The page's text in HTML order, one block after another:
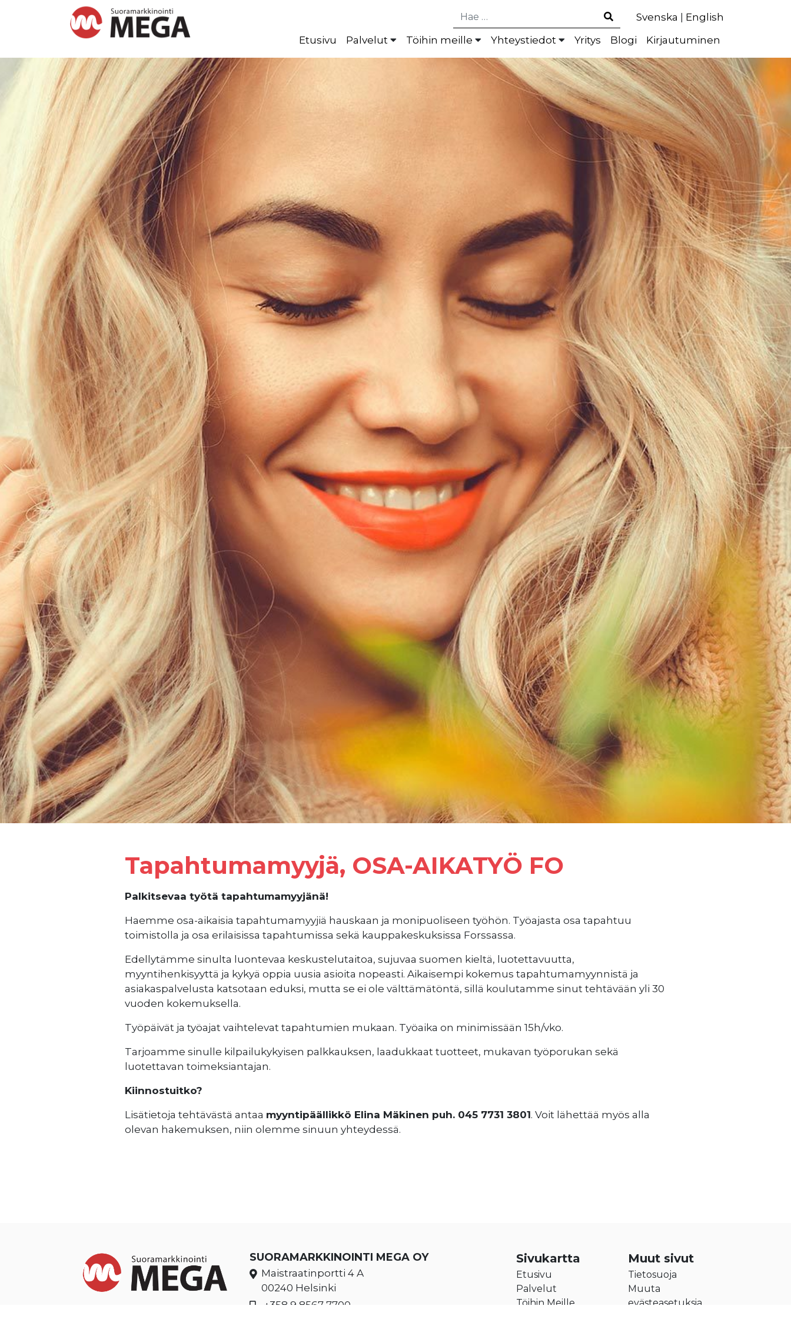
Hae Svenska
English
Etusivu
Palvelut Töihin meille Yhteystiedot Yritys Blogi Kirjautuminen
Tapahtumamyyjä, OSA-AIKATYÖ FO
Palkitsevaa työtä tapahtumamyyjänä!
Haemme osa-aikaisia tapahtumamyyjiä hauskaan ja monipuoliseen työhön. Työajasta osa tapahtuu
toimistolla ja osa erilaisissa tapahtumissa sekä kauppakeskuksissa Forssassa.
Edellytämme sinulta luontevaa keskustelutaitoa, sujuvaa suomen kieltä, luotettavuutta,
myyntihenkisyyttä ja kykyä oppia uusia asioita nopeasti. Aikaisempi kokemus tapahtumamyynnistä ja
asiakaspalvelusta katsotaan eduksi, mutta se ei ole välttämätöntä, sillä koulutamme sinut tehtävään yli 30
vuoden kokemuksella.
Työpäivät ja työajat vaihtelevat tapahtumien mukaan. Työaika on minimissään 15h/vko.
Tarjoamme sinulle kilpailukykyisen palkkauksen, laadukkaat tuotteet, mukavan työporukan sekä
luotettavan toimeksiantajan.
Kiinnostuitko?
Lisätietoja tehtävästä antaa myyntipäällikkö Elina Mäkinen puh. 045 7731 3801. Voit lähettää myös alla
olevan hakemuksen, niin olemme sinuun yhteydessä.
SUORAMARKKINOINTI MEGA OY
Maistraatinportti 4 A
00240 Helsinki
+358 9 8567 7700
Sivukartta
Etusivu
Palvelut
Töihin Meille
Muut sivut
Tietosuoja
Muuta
evästeasetuksia